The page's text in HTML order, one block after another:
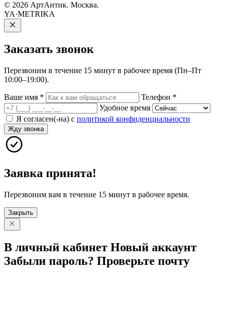
© 2026 АртАнтик. Москва.
YA·METRIKA
Заказать звонок
Перезвоним в течение 15 минут в рабочее время (Пн–Пт
10:00–19:00).
Ваше имя * Телефон *
Удобное время
Я согласен(-на) с политикой конфиденциальности
Жду звонка
Заявка принята!
Перезвоним вам в течение 15 минут в рабочее время.
Закрыть
В личный кабинет Новый аккаунт
Забыли пароль? Проверьте почту